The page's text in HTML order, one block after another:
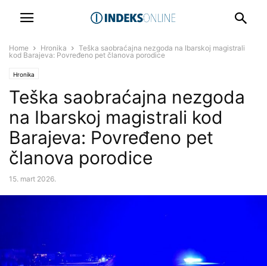
Home Hronika
Teška saobraćajna nezgoda na Ibarskoj magistrali
kod Barajeva: Povređeno pet članova porodice
Hronika
Teška saobraćajna nezgoda
na Ibarskoj magistrali kod
Barajeva: Povređeno pet
članova porodice
15. mart 2026.